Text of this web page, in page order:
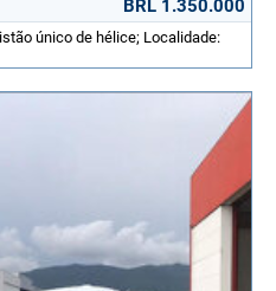
BRL 1.350.000
único de hélice; Localidade: